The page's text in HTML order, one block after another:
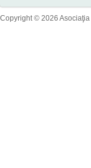
Copyright © 2026